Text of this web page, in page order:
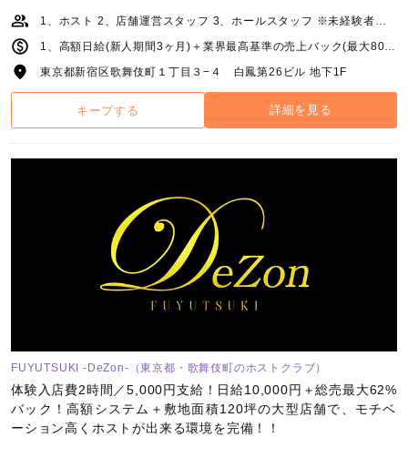
1、ホスト 2、店舗運営スタッフ 3、ホールスタッフ ※未経験者大歓迎！経験者も優遇します！！
1、高額日給(新人期間3ヶ月)＋業界最高基準の売上バック(最大80％)＋指名料＋同伴料＋各種賞金 2、月給25万円以上＋能力給 ※業績に応じて昇給随時 3、月給20万円以上＋能力給 ※能力に応じて昇給随時
東京都新宿区歌舞伎町１丁目３−４ 白鳳第26ビル 地下1F
キープする 詳細を見る
FUYUTSUKI -DeZon-（東京都・歌舞伎町のホストクラブ）
体験入店費2時間／5,000円支給！日給10,000円＋総売最大62%
バック！高額システム＋敷地面積120坪の大型店舗で、モチベ
ーション高くホストが出来る環境を完備！！